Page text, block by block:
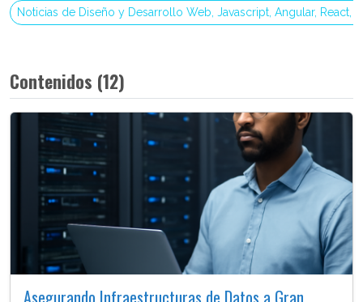
Noticias de Diseño y Desarrollo Web, Javascript, Angular, React,
Contenidos (12)
Asegurando Infraestructuras de Datos a Gran